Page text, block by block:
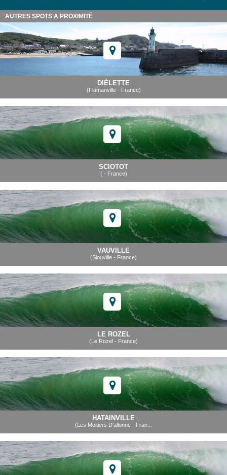
AUTRES SPOTS A PROXIMITÉ
DIÉLETTE
(Flamanville - France)
SCIOTOT
( - France)
VAUVILLE
(Siouville - France)
LE ROZEL
(Le Rozel - France)
HATAINVILLE
(Les Moitiers D'allonne - Fran...